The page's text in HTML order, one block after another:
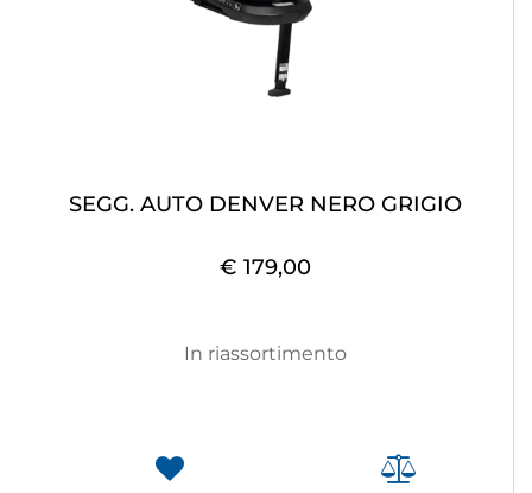
SEGG. AUTO DENVER NERO GRIGIO
€ 179,00
In riassortimento